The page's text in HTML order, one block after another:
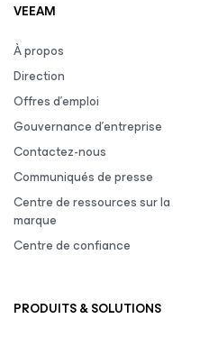
VEEAM
À propos
Direction
Offres d’emploi
Gouvernance d’entreprise
Contactez-nous
Communiqués de presse
Centre de ressources sur la
marque
Centre de confiance
PRODUITS & SOLUTIONS